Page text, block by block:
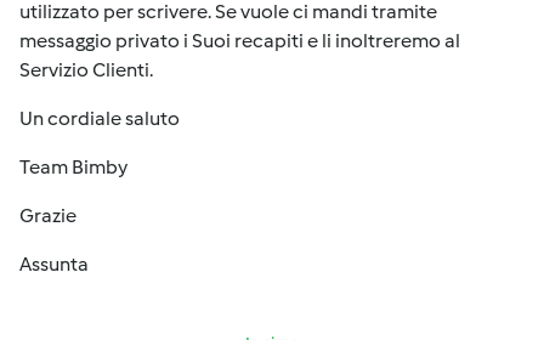
utilizzato per scrivere. Se vuole ci mandi tramite
messaggio privato i Suoi recapiti e li inoltreremo al
Servizio Clienti.
Un cordiale saluto
Team Bimby
Grazie
Assunta